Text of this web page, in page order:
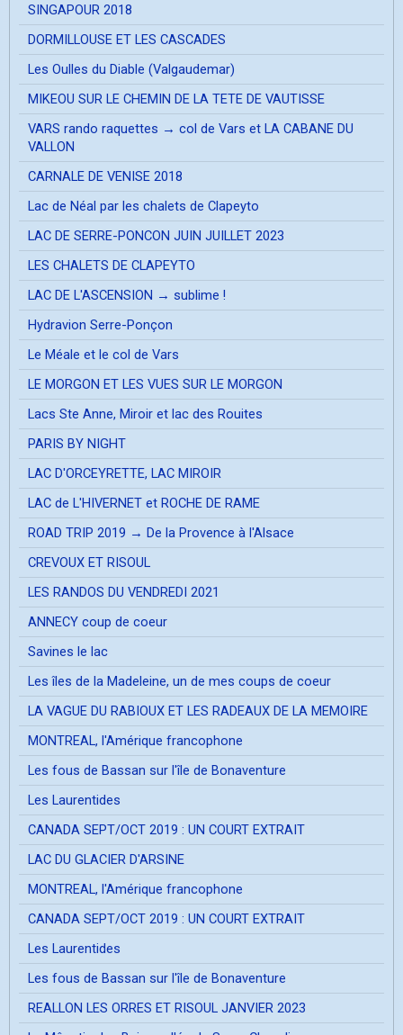
SINGAPOUR 2018
DORMILLOUSE ET LES CASCADES
Les Oulles du Diable (Valgaudemar)
MIKEOU SUR LE CHEMIN DE LA TETE DE VAUTISSE
VARS rando raquettes → col de Vars et LA CABANE DU
VALLON
CARNALE DE VENISE 2018
Lac de Néal par les chalets de Clapeyto
LAC DE SERRE-PONCON JUIN JUILLET 2023
LES CHALETS DE CLAPEYTO
LAC DE L'ASCENSION → sublime !
Hydravion Serre-Ponçon
Le Méale et le col de Vars
LE MORGON ET LES VUES SUR LE MORGON
Lacs Ste Anne, Miroir et lac des Rouites
PARIS BY NIGHT
LAC D'ORCEYRETTE, LAC MIROIR
LAC de L'HIVERNET et ROCHE DE RAME
ROAD TRIP 2019 → De la Provence à l'Alsace
CREVOUX ET RISOUL
LES RANDOS DU VENDREDI 2021
ANNECY coup de coeur
Savines le lac
Les îles de la Madeleine, un de mes coups de coeur
LA VAGUE DU RABIOUX ET LES RADEAUX DE LA MEMOIRE
MONTREAL, l'Amérique francophone
Les fous de Bassan sur l'île de Bonaventure
Les Laurentides
CANADA SEPT/OCT 2019 : UN COURT EXTRAIT
LAC DU GLACIER D'ARSINE
MONTREAL, l'Amérique francophone
CANADA SEPT/OCT 2019 : UN COURT EXTRAIT
Les Laurentides
Les fous de Bassan sur l'île de Bonaventure
REALLON LES ORRES ET RISOUL JANVIER 2023